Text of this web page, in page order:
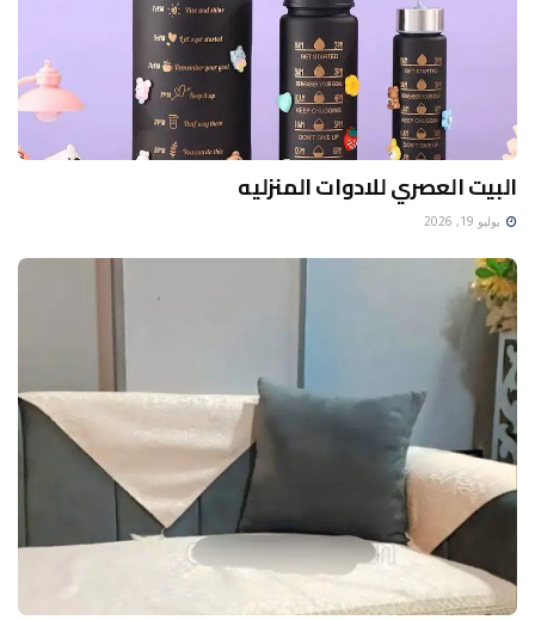
البيت العصري للادوات المنزليه
يوليو 19, 2026